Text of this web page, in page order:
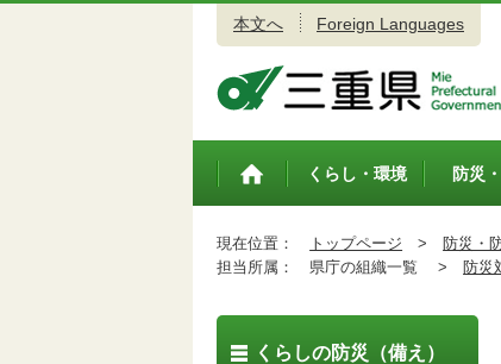
本文へ Foreign Languages
トップペ
くらし・環境 防災
現在位置： トップページ > 防災・
担当所属：
県庁の組織一覧 > 防災
くらしの防災（備え）